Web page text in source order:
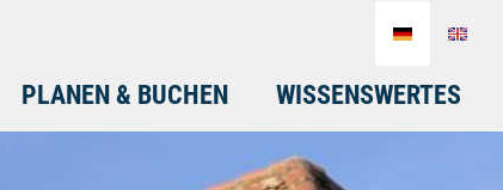
PLANEN & BUCHEN WISSENSWERTES